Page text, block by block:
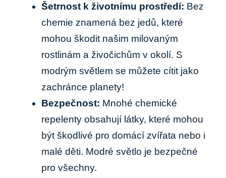
Šetrnost k životnímu prostředí: Bez
chemie znamená bez jedů, které
mohou škodit našim milovaným
rostlinám a živočichům v okolí. S
modrým světlem se můžete cítit jako
zachránce planety!
Bezpečnost: Mnohé chemické
repelenty obsahují látky, které mohou
být škodlivé pro domácí zvířata nebo i
malé děti. Modré světlo je bezpečné
pro všechny.